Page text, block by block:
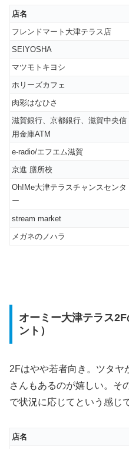
店名
フレンドマート大津テラス店
SEIYOSHA
マツモトキヨシ
ホリーズカフェ
肉彩はなひさ
滋賀銀行、京都銀行、滋賀中央信
用金庫ATM
e-radio/エフエム滋賀
京進 膳所校
Oh!Me大津テラスチャンスセンタ
ー
stream market
メガネのノハラ
オーミー大津テラス
ント）
2Fはやや若者向き。ツタヤ
さんもあるのが嬉しい。そ
で状況に応じてという感じ
店名